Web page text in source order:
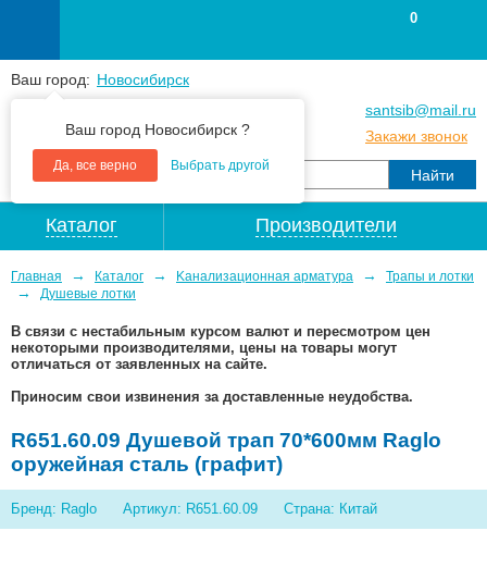
Ваш город: Новосибирск
Ваш город Новосибирск ?
Да, все верно Выбрать другой
+7(383) 213 79 30
santsib@mail.ru
Закажи звонок
0
Каталог Производители
Главная → Каталог → Kaнaлизaционнaя apматypa → Трапы и лотки
→ Душевые лотки
В связи с нестабильным курсом валют и пересмотром цен
некоторыми производителями, цены на товары могут
отличаться от заявленных на сайте.
Приносим свои извинения за доставленные неудобства.
R651.60.09 Душевой трап 70*600мм Raglo
оружейная сталь (графит)
Бренд: Raglo Артикул: R651.60.09 Страна: Китай